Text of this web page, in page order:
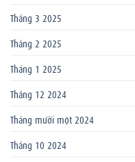
Tháng 3 2025
Tháng 2 2025
Tháng 1 2025
Tháng 12 2024
Tháng mười một 2024
Tháng 10 2024